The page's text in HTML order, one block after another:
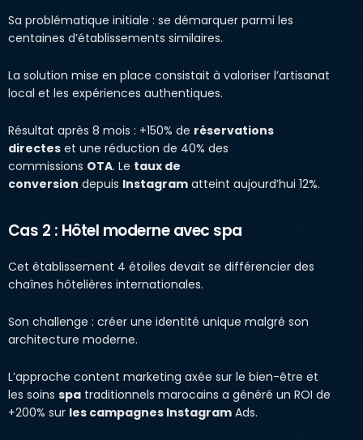
Sa problématique initiale : se démarquer parmi les
centaines d’établissements similaires.
La solution mise en place consistait à valoriser l’artisanat
local et les expériences authentiques.
Résultat après 8 mois : +150% de réservations
directes et une réduction de 40% des
commissions OTA. Le taux de
conversion depuis Instagram atteint aujourd’hui 12%.
Cas 2 : Hôtel moderne avec spa
Cet établissement 4 étoiles devait se différencier des
chaînes hôtelières internationales.
Son challenge : créer une identité unique malgré son
architecture moderne.
L’approche content marketing axée sur le bien-être et
les soins spa traditionnels marocains a généré un ROI de
+200% sur les campagnes Instagram Ads.